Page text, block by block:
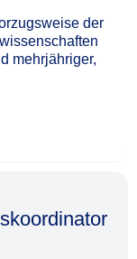
der
mehrjähriger,